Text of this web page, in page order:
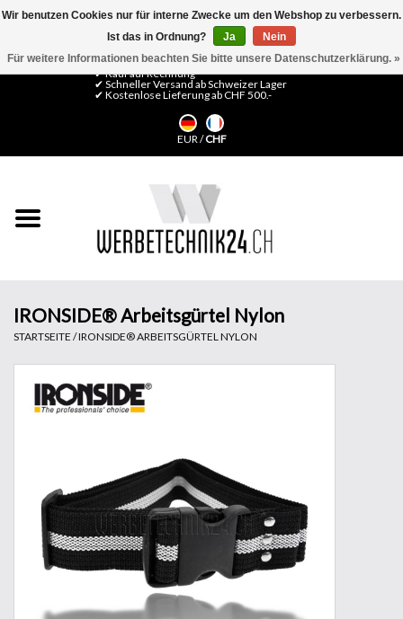
Mein Konto / Kundenkonto anlegen
✔ Kauf auf Rechnung
✔ Schneller Versand ab Schweizer Lager
✔ Kostenlose Lieferung ab CHF 500.-
EUR/CHF
Fertigung & Montage
Technik
IRONSIDE® Arbeitsgürtel Nylon
STARTSEITE /IRONSIDE® ARBEITSGÜRTEL NYLON
Wir benutzen Cookies nur für interne Zwecke um den Webshop zu verbessern.
Ist das in Ordnung?
Ja
Nein
Für weitere Informationen beachten Sie bitte unsere Datenschutzerklärung. »